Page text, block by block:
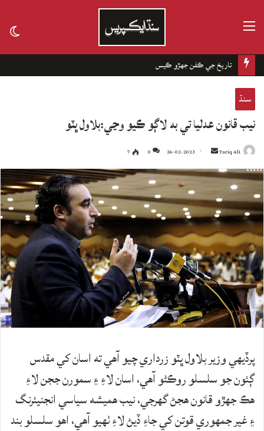
تاريخ جي ڪفن جھڙو ڪيس
سنڌ
نيب قانون عدليا تي به لاڳو ڪيو وڃي:بلاول ڀٽو
Tariq Ali
Send
an
email
26-02-2023
0
7
پرڏيهي وزير بلاول ڀٽو زرداري چيو آهي ته اسان کي مقدس
ڳئون جو سلسلو روڪڻو آهي، اسان لاءِ ۽ سمورن ججن لاءِ
هڪ جهڙو قانون هجڻ گهرجي، نيب هميشه سياسي انجنيئرنگ
۽ غير جمهوري قوتن کي جاءِ ڏيڻ لاءِ ٺهيو آهي، اهو سلسلو بند